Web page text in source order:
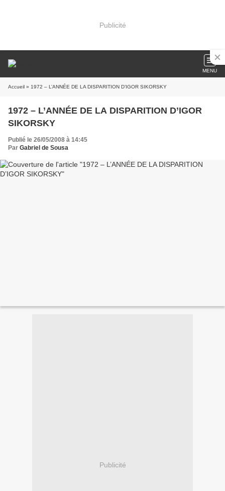
Publicité
MENU
Accueil » 1972 – L’ANNÉE DE LA DISPARITION D’IGOR SIKORSKY
1972 – L’ANNÉE DE LA DISPARITION D’IGOR
SIKORSKY
Publié le 26/05/2008 à 14:45
Par Gabriel de Sousa
Publicité